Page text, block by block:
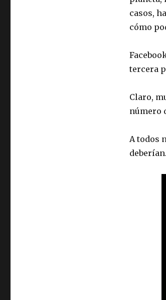
casos,
cómo
tercera
Claro,
número
A todos